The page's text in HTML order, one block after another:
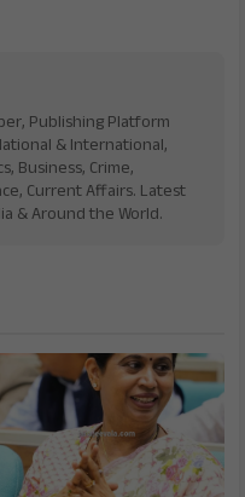
Publishing Platform
& International,
Business, Crime,
Current Affairs. Latest
& Around the World.